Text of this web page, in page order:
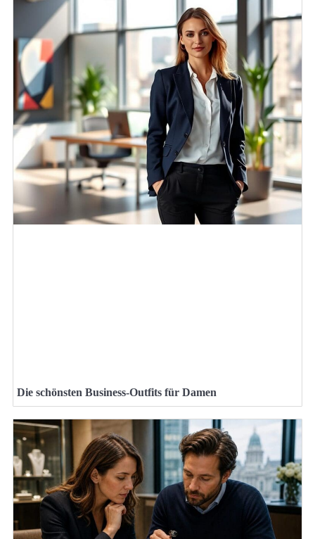
Die schönsten Business-Outfits für Damen